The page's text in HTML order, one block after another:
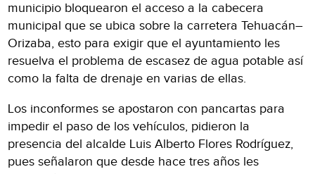
municipio bloquearon el acceso a la cabecera
municipal que se ubica sobre la carretera Tehuacán–
Orizaba, esto para exigir que el ayuntamiento les
resuelva el problema de escasez de agua potable así
como la falta de drenaje en varias de ellas.
Los inconformes se apostaron con pancartas para
impedir el paso de los vehículos, pidieron la
presencia del alcalde Luis Alberto Flores Rodríguez,
pues señalaron que desde hace tres años les